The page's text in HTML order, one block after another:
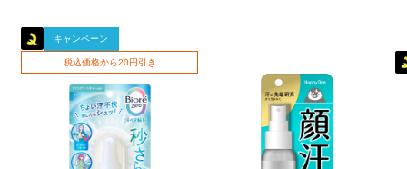
キャンペーン
税込価格から20円引き